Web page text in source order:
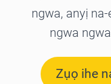
ngwa, anyị
ngwa
Zụọ ihe